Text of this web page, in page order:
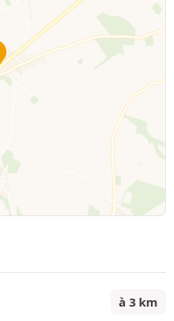
à 3 km